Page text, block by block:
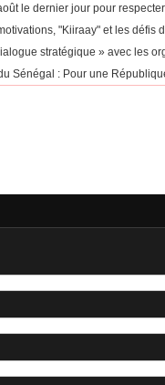
le dernier jour pour
"Kiiraay" et les défis
stratégique » avec les
Sénégal : Pour une